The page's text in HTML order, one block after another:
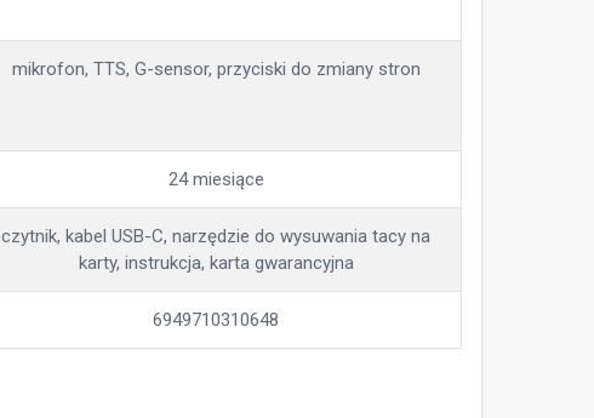
mikrofon, TTS, G-sensor, przyciski do zmiany stron
24 miesiące
czytnik, kabel USB-C, narzędzie do wysuwania tacy na
karty, instrukcja, karta gwarancyjna
6949710310648